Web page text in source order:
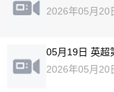
2026年05月20
05月19日 英超
2026年05月20